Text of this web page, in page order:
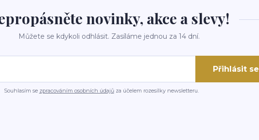
novinky, akce a slevy!
Můžete se kdykoli odhlásit. Zasíláme jednou za 14 dní.
Přihlásit se
Souhlasím se zpracováním osobních údajůza účelem rozesílky newsletteru.